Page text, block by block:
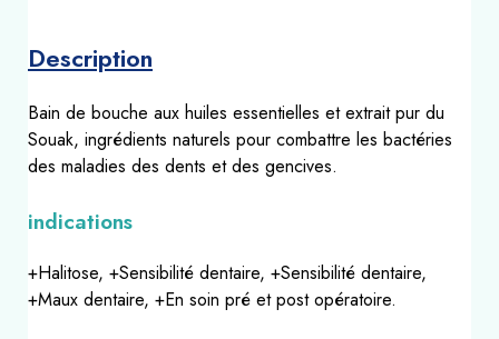
Description
Bain de bouche aux huiles essentielles et extrait pur du
Souak, ingrédients naturels pour combattre les bactéries
des maladies des dents et des gencives.
indications
+Halitose, +Sensibilité dentaire, +Sensibilité dentaire,
+Maux dentaire, +En soin pré et post opératoire.